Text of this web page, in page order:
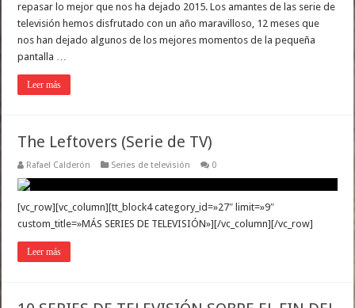
repasar lo mejor que nos ha dejado 2015. Los amantes de las serie de
televisión hemos disfrutado con un año maravilloso, 12 meses que
nos han dejado algunos de los mejores momentos de la pequeña
pantalla …
Leer más
The Leftovers (Serie de TV)
Rafael Calderón Series de televisión 0
[vc_row][vc_column][tt_block4 category_id=»27″ limit=»9″
custom_title=»MÁS SERIES DE TELEVISIÓN»][/vc_column][/vc_row]
Leer más